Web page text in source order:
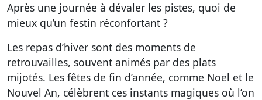
Après une journée à dévaler les pistes, quoi de
mieux qu’un festin réconfortant ?
Les repas d’hiver sont des moments de
retrouvailles, souvent animés par des plats
mijotés. Les fêtes de fin d’année, comme Noël et le
Nouvel An, célèbrent ces instants magiques où l’on